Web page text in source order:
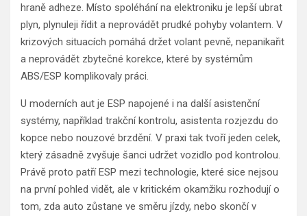
hraně adheze. Místo spoléhání na elektroniku je lepší ubrat
plyn, plynuleji řídit a neprovádět prudké pohyby volantem. V
krizových situacích pomáhá držet volant pevně, nepanikařit
a neprovádět zbytečné korekce, které by systémům
ABS/ESP komplikovaly práci.
U moderních aut je ESP napojené i na další asistenční
systémy, například trakční kontrolu, asistenta rozjezdu do
kopce nebo nouzové brzdění. V praxi tak tvoří jeden celek,
který zásadně zvyšuje šanci udržet vozidlo pod kontrolou.
Právě proto patří ESP mezi technologie, které sice nejsou
na první pohled vidět, ale v kritickém okamžiku rozhodují o
tom, zda auto zůstane ve směru jízdy, nebo skončí v